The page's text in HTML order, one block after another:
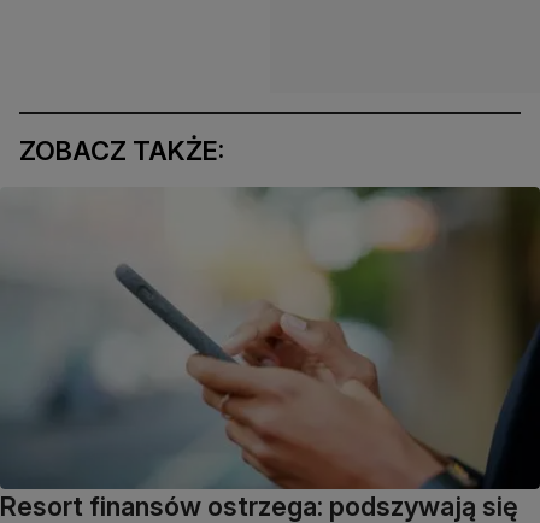
ZOBACZ TAKŻE:
Resort finansów ostrzega: podszywają się